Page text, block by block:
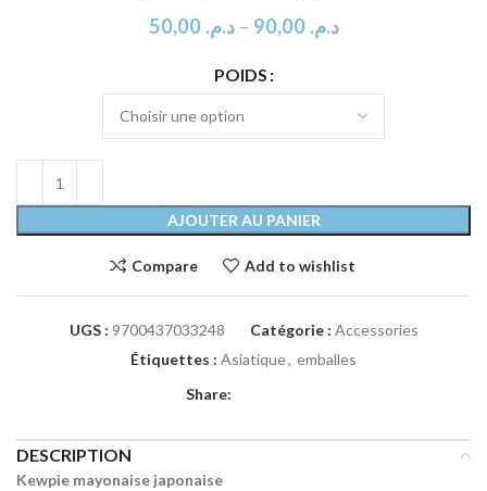
د.م. 50,00 – د.م. 90,00
POIDS
AJOUTER AU PANIER
Compare Add to wishlist
UGS : 9700437033248 Catégorie : Accessories
Étiquettes : Asiatique, emballes
Share:
DESCRIPTION
Kewpie mayonaise japonaise